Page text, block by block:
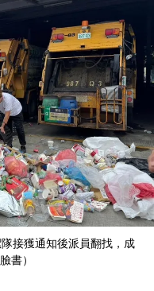
接獲通知後派員翻找，成
書）